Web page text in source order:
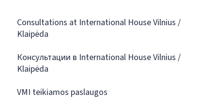
Consultations at International House Vilnius /
Klaipėda
Консультации в International House Vilnius /
Klaipėda
VMI teikiamos paslaugos